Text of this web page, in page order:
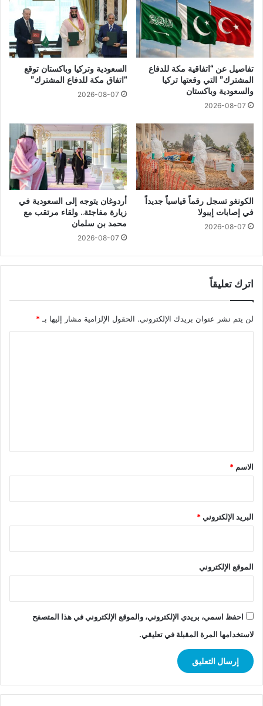
تفاصيل عن “اتفاقية مكة للدفاع
المشترك” التي وقعتها تركيا
والسعودية وباكستان
2026-08-07
السعودية وتركيا وباكستان توقع
“اتفاق مكة للدفاع المشترك”
2026-08-07
الكونغو تسجل رقماً قياسياً جديداً
في إصابات إيبولا
2026-08-07
أردوغان يتوجه إلى السعودية في
زيارة مفاجئة.. ولقاء مرتقب مع
محمد بن سلمان
2026-08-07
اترك تعليقاً
لن يتم نشر عنوان بريدك الإلكتروني. الحقول الإلزامية مشار إليها بـ *
*
الاسم *
البريد الإلكتروني*
الموقع الإلكتروني
احفظ اسمي، بريدي الإلكتروني، والموقع الإلكتروني في هذا المتصفح
لاستخدامها المرة المقبلة في تعليقي.